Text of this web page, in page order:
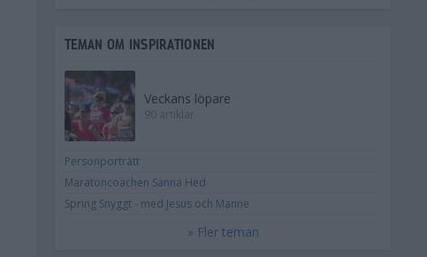
TEMAN OM INSPIRATIONEN
Veckans löpare
90 artiklar
Personporträtt
Maratoncoachen Sanna Hed
Spring Snyggt - med Jesus och Manne
» Fler teman